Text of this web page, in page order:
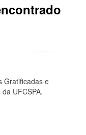
Gratificadas e
UFCSPA.